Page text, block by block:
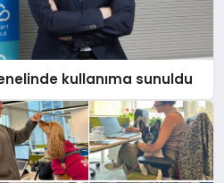
kullanıma sunuldu